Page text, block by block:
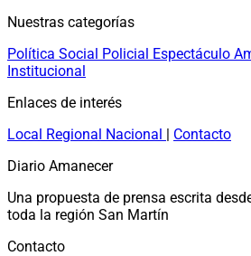
Nuestras categorías
Política Social Policial Espectáculo
Institucional
Enlaces de interés
Local Regional Nacional | Contacto
Diario Amanecer
Una propuesta de prensa escrita
toda la región San Martín
Contacto